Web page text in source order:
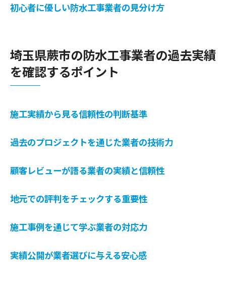
地域密着型業者の迅速な対応力
コミュニティでの評判と信頼を築く
地域密着型業者のアフターサービスの充実
の重要性
最新技術を取り入れる業者の見分け方
資格保持者が多い業者の選定ポイント
専門資格が信頼性に与える影響
のヒント
初心者に優しい防水工事業者の見分け方
埼玉県蕨市の防水工事業者の過去実績
を確認するポイント
施工実績から見る信頼性の判断基準
過去のプロジェクトを通じた業者の技術力
顧客レビューが語る業者の実績と信頼性
地元での評判をチェックする重要性
施工事例を通じて学ぶ業者の対応力
実績公開が業者選びに与える安心感